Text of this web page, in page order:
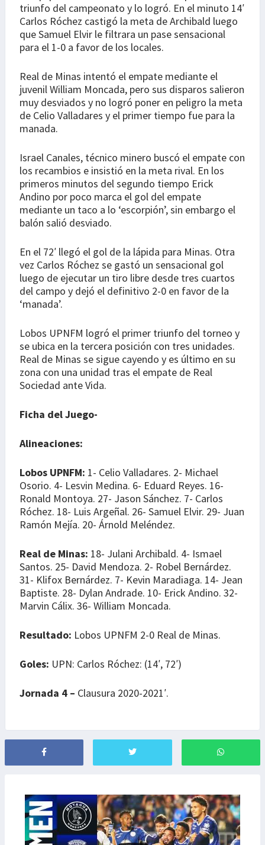
triunfo del campeonato y lo logró. En el minuto 14′
Carlos Róchez castigó la meta de Archibald luego
que Samuel Elvir le filtrara un pase sensacional
para el 1-0 a favor de los locales.
Real de Minas intentó el empate mediante el
juvenil William Moncada, pero sus disparos salieron
muy desviados y no logró poner en peligro la meta
de Celio Valladares y el primer tiempo fue para la
manada.
Israel Canales, técnico minero buscó el empate con
los recambios e insistió en la meta rival. En los
primeros minutos del segundo tiempo Erick
Andino por poco marca el gol del empate
mediante un taco a lo ‘escorpión’, sin embargo el
balón salió desviado.
En el 72′ llegó el gol de la lápida para Minas. Otra
vez Carlos Róchez se gastó un sensacional gol
luego de ejecutar un tiro libre desde tres cuartos
del campo y dejó el definitivo 2-0 en favor de la
‘manada’.
Lobos UPNFM logró el primer triunfo del torneo y
se ubica en la tercera posición con tres unidades.
Real de Minas se sigue cayendo y es último en su
zona con una unidad tras el empate de Real
Sociedad ante Vida.
Ficha del Juego-
Alineaciones:
Lobos UPNFM: 1- Celio Valladares. 2- Michael
Osorio. 4- Lesvin Medina. 6- Eduard Reyes. 16-
Ronald Montoya. 27- Jason Sánchez. 7- Carlos
Róchez. 18- Luis Argeñal. 26- Samuel Elvir. 29- Juan
Ramón Mejía. 20- Árnold Meléndez.
Real de Minas: 18- Julani Archibald. 4- Ismael
Santos. 25- David Mendoza. 2- Robel Bernárdez.
31- Klifox Bernárdez. 7- Kevin Maradiaga. 14- Jean
Baptiste. 28- Dylan Andrade. 10- Erick Andino. 32-
Marvin Cálix. 36- William Moncada.
Resultado: Lobos UPNFM 2-0 Real de Minas.
Goles: UPN: Carlos Róchez: (14′, 72′)
Jornada 4 – Clausura 2020-2021′.